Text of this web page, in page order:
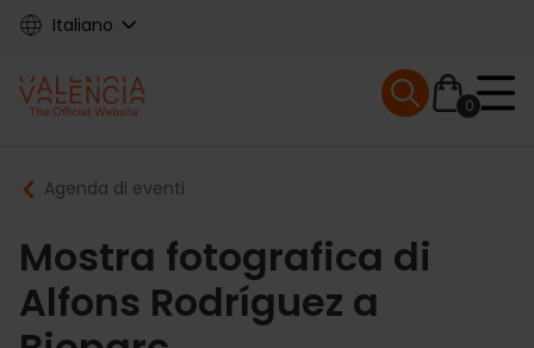
Skip
content
Italiano
Main
navigation
0
Mobile menu
Breadcrumb
Agenda di eventi
Mostra fotografica di
Alfons Rodríguez a